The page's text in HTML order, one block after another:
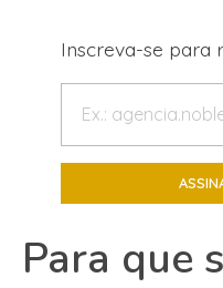
Inscreva-se para
Para que